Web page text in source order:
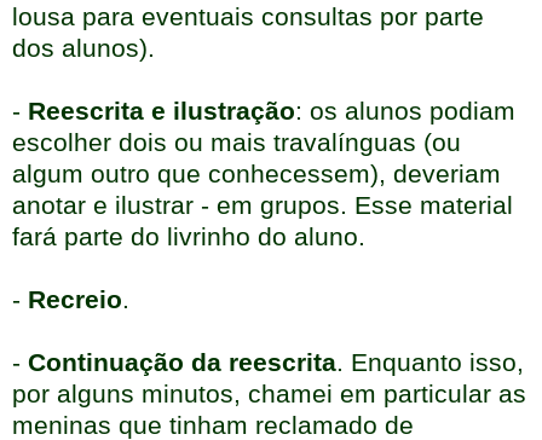
lousa para eventuais consultas por parte
dos alunos).
- Reescrita e ilustração: os alunos podiam
escolher dois ou mais travalínguas (ou
algum outro que conhecessem), deveriam
anotar e ilustrar - em grupos. Esse material
fará parte do livrinho do aluno.
- Recreio.
- Continuação da reescrita. Enquanto isso,
por alguns minutos, chamei em particular as
meninas que tinham reclamado de